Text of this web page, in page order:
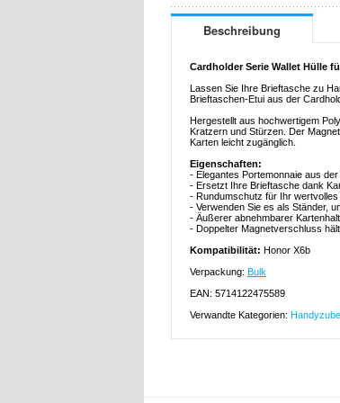
Beschreibung
Cardholder Serie Wallet Hülle
Lassen Sie Ihre Brieftasche zu
Brieftaschen-Etui aus der
Hergestellt aus hochwertigem
Kratzern und Stürzen. Der
Karten leicht zugänglich.
Eigenschaften:
- Elegantes Portemonnaie aus
- Ersetzt Ihre Brieftasche dank
- Rundumschutz für Ihr
- Verwenden Sie es als Ständer,
- Äußerer abnehmbarer
- Doppelter Magnetverschluss
Kompatibilität: Honor X6b
Verpackung: Bulk
EAN: 5714122475589
Verwandte Kategorien: